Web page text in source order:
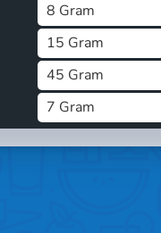
8 Gram
15 Gram
45 Gram
7 Gram